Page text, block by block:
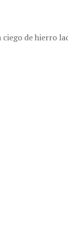
de hierro